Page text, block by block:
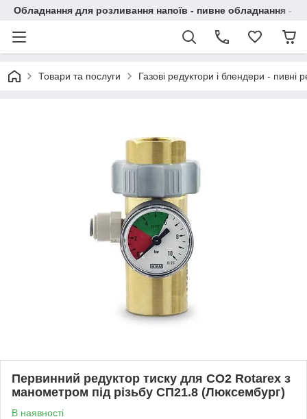
Обладнання для розливання напоїв - пивне обладнання - в
Товари та послуги Газові редуктори і блендери - пивні
Первинний редуктор тиску для СО2 Rotarex з
манометром під різьбу СП21.8 (Люксембург)
В наявності